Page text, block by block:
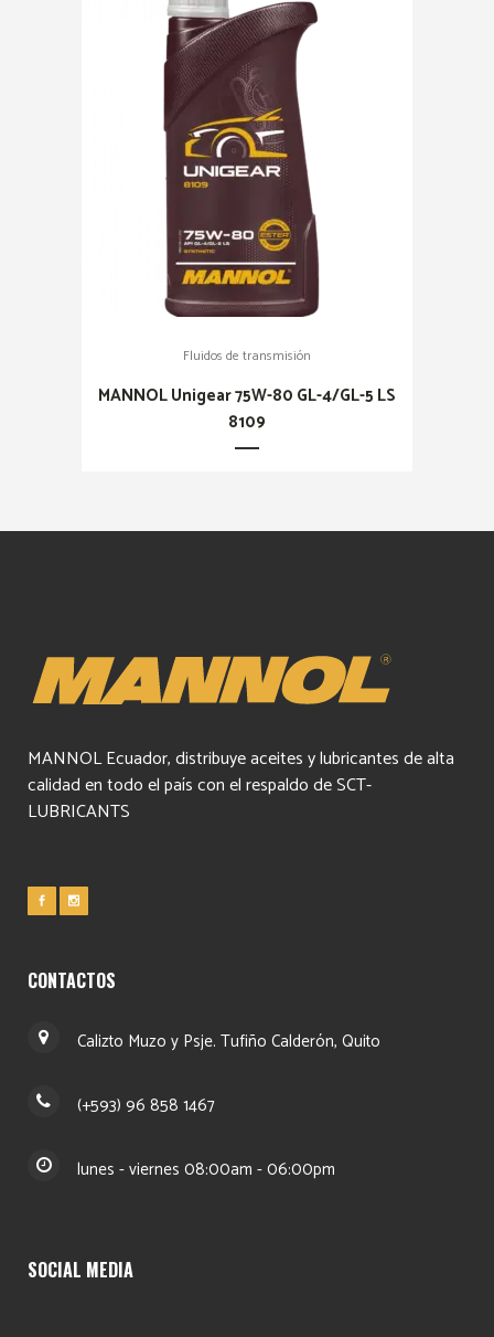
Fluidos de transmisión
MANNOL Unigear 75W-80 GL-4/GL-5 LS
8109
MANNOL Ecuador, distribuye aceites y lubricantes de alta
calidad en todo el país con el respaldo de SCT-
LUBRICANTS
CONTACTOS
Calizto Muzo y Psje. Tufiño Calderón, Quito
(+593) 96 858 1467
lunes - viernes 08:00am - 06:00pm
SOCIAL MEDIA